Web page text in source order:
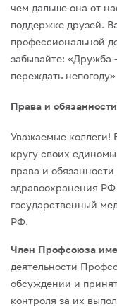
чем дальше она от
поддержке друзей.
профессиональной
забывайте: «Дружба
переждать
Права и
Уважаемые коллеги!
кругу своих
права и
здравоохранения
государственный
РФ.
Член Профсоюза
деятельности
обсуждении и
контроля за их